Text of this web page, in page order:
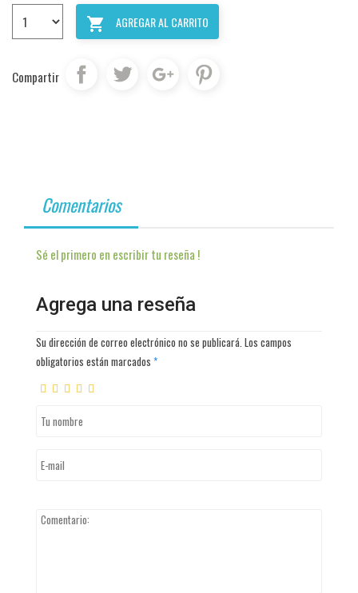
 AGREGAR AL CARRITO
Compartir
Comentarios
Sé el primero en escribir tu reseña !
Agrega una reseña
Su dirección de correo electrónico no se publicará. Los campos
obligatorios están marcados *